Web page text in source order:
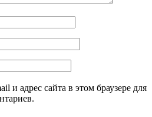
и адрес сайта в этом браузере для